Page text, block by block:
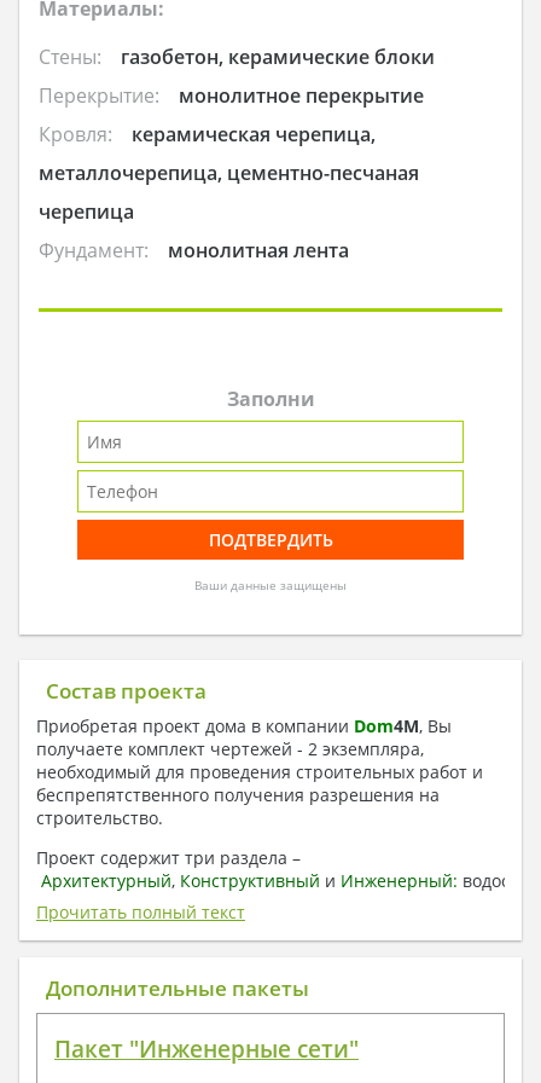
Материалы:
Стены:
газобетон, керамические блоки
Перекрытие:
монолитное перекрытие
Кровля:
керамическая черепица,
металлочерепица, цементно-песчаная
черепица
Фундамент:
монолитная лента
Заполни
Ваши данные защищены
Состав проекта
Приобретая проект дома в компании Dom4M, Вы
получаете комплект чертежей - 2 экземпляра,
необходимый для проведения строительных работ и
беспрепятственного получения разрешения на
строительство.
Проект содержит три раздела –
Архитектурный, Конструктивный и Инженерный:
отопление, вентиляция, канализация,
электроснабжение (приобретается за дополнительную
плату) + Пояснительная записка.
1. Архитектурный раздел:
План координационных осей
Прочитать полный текст
Дополнительные пакеты
Пакет "Инженерные сети"